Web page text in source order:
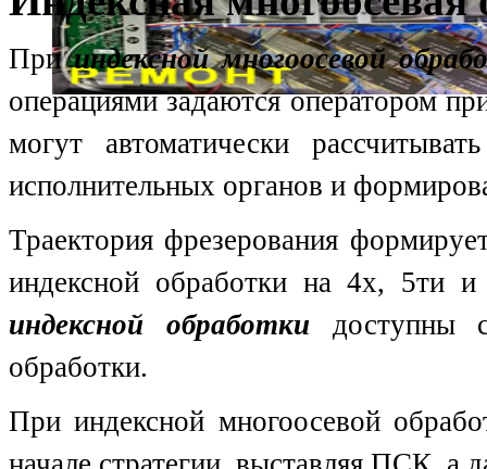
Прииндексной многоосевой
операциями задаются оператором
могут автоматически
исполнительных органов и
Траектория фрезерования
индексной обработки на 4х, 5ти
индексной обработки доступны
обработки.
При индексной многоосевой